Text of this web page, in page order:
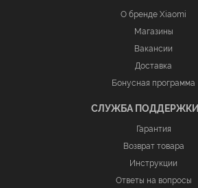
О бренде Xiaomi
Магазины
Вакансии
Доставка
Бонусная программа
СЛУЖБА ПОДДЕРЖКИ
Гарантия
Возврат товара
Инструкции
Ответы на вопросы